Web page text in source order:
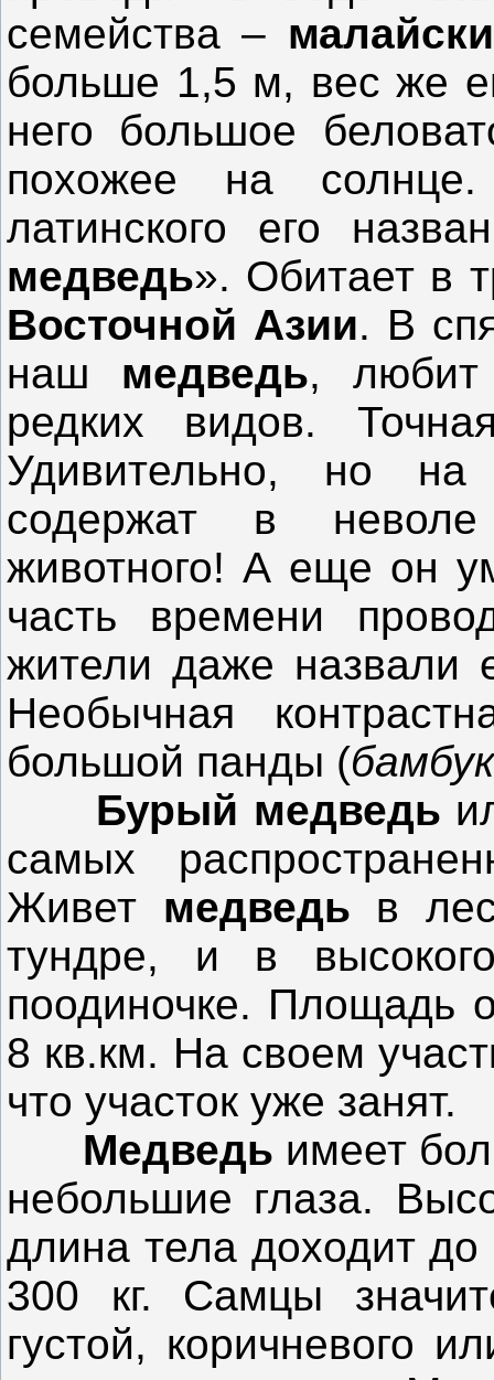
семейства –
больше 1,5 м, вес же
него большое
похожее на
латинского его
медведь». Обитает в
Восточной Азии. В
наш медведь,
редких видов.
Удивительно, но
содержат в
животного! А еще он
часть времени
жители даже назвали
Необычная
большой панды (
Бурый медведь
самых
Живет медведь в
тундре, и в
поодиночке. Площадь
8 кв.км. На своем
что участок уже занят.
Медведь имеет
небольшие глаза.
длина тела доходит
300 кг. Самцы
густой, коричневого